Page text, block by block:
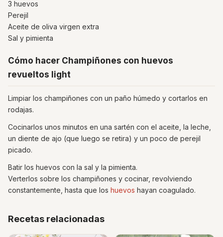
3 huevos
Perejil
Aceite de oliva virgen extra
Sal y pimienta
Cómo hacer Champiñones con huevos
revueltos light
Limpiar los champiñones con un paño húmedo y cortarlos en
rodajas.
Cocinarlos unos minutos en una sartén con el aceite, la leche,
un diente de ajo (que luego se retira) y un poco de perejil
picado.
Batir los huevos con la sal y la pimienta.
Verterlos sobre los champiñones y cocinar, revolviendo
constantemente, hasta que los huevos hayan coagulado.
Recetas relacionadas